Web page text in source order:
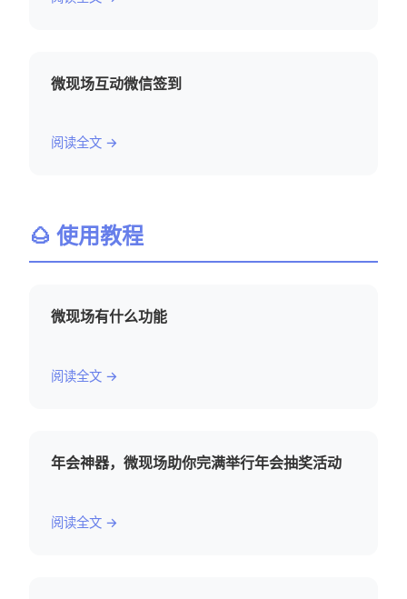
微现场互动微信签到
阅读全文 →
🌰 使用教程
微现场有什么功能
阅读全文 →
年会神器，微现场助你完满举行年会抽奖活动
阅读全文 →